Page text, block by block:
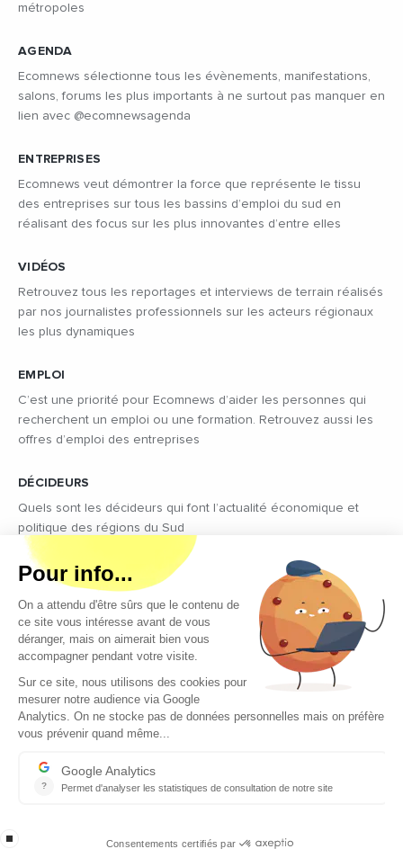
métropoles
AGENDA
Ecomnews sélectionne tous les évènements, manifestations,
salons, forums les plus importants à ne surtout pas manquer en
lien avec @ecomnewsagenda
ENTREPRISES
Ecomnews veut démontrer la force que représente le tissu
des entreprises sur tous les bassins d’emploi du sud en
réalisant des focus sur les plus innovantes d’entre elles
VIDÉOS
Retrouvez tous les reportages et interviews de terrain réalisés
par nos journalistes professionnels sur les acteurs régionaux
les plus dynamiques
EMPLOI
C’est une priorité pour Ecomnews d’aider les personnes qui
recherchent un emploi ou une formation. Retrouvez aussi les
offres d’emploi des entreprises
DÉCIDEURS
Quels sont les décideurs qui font l’actualité économique et
politique des régions du Sud
Copyright © 2026 - Tous droits réservés
Qui sommes-nous ?
Contact
Conditions générales d’utilisation